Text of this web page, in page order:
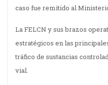
caso fue remitido al
La FELCN y sus brazos
estratégicos en las
tráfico de sustancias
vial.